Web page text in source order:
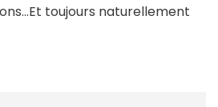
toujours naturellement